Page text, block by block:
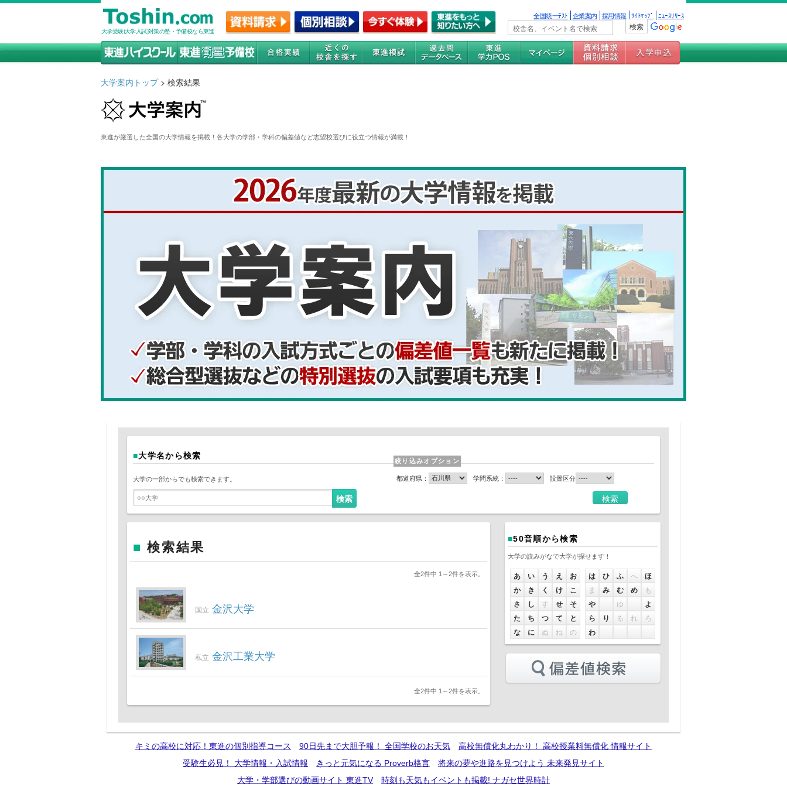
大学受験(大学入試)対策の塾・予備校なら東進
全国統一ﾃｽﾄ 企業案内 採用情報 ｻｲﾄﾏｯﾌﾟ ﾆｭｰｽﾘﾘｰｽ
大学案内トップ> 検索結果
東進が厳選した全国の大学情報を掲載！各大学の学部・学科の偏差値など志望校選びに役立つ情報が満載！
■大学名から検索
大学の一部からでも検索できます。
検索
絞り込みオプション
都道府県： 学問系統： 設置区分
検索
■ 検索結果
全2件中 1～2件を表示。
国立 金沢大学
私立 金沢工業大学
全2件中 1～2件を表示。
■50音順から検索
大学の読みがなで大学が探せます！
あ い う え
お
か
き く け
こ
さ
し す せ
そ
た
ち つ て
と
な
に ぬ ね の
は ひ ふ へ
ほ
ま
み む め
も
や
ゆ
よ
ら
り る れ
ろ
わ
キミの高校に対応！東進の個別指導コース 90日先まで大胆予報！ 全国学校のお天気
高校無償化丸わかり！ 高校授業料無償化 情報サイト
受験生必見！ 大学情報・入試情報
きっと元気になる Proverb格言
将来の夢や進路を見つけよう 未来発見サイト
大学・学部選びの動画サイト 東進TV
時刻も天気もイベントも掲載! ナガセ世界時計